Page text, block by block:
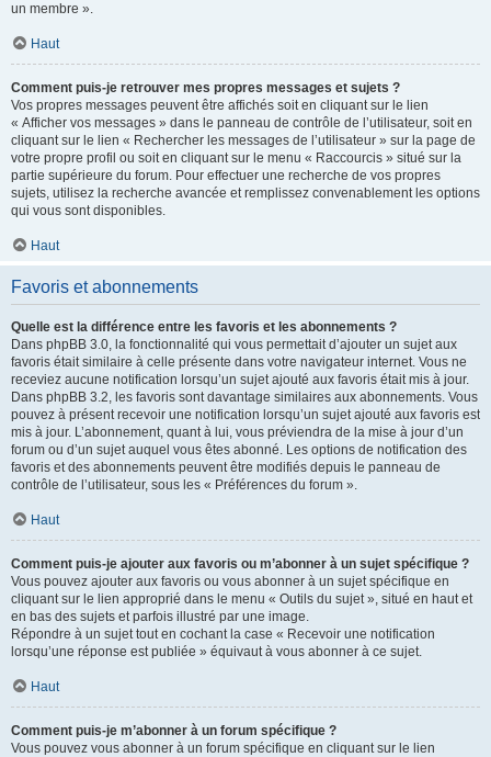
un membre ».
Haut
Comment puis-je retrouver mes propres messages et sujets ?
Vos propres messages peuvent être affichés soit en cliquant sur le lien
« Afficher vos messages » dans le panneau de contrôle de l’utilisateur, soit en
cliquant sur le lien « Rechercher les messages de l’utilisateur » sur la page de
votre propre profil ou soit en cliquant sur le menu « Raccourcis » situé sur la
partie supérieure du forum. Pour effectuer une recherche de vos propres
sujets, utilisez la recherche avancée et remplissez convenablement les options
qui vous sont disponibles.
Haut
Favoris et abonnements
Quelle est la différence entre les favoris et les abonnements ?
Dans phpBB 3.0, la fonctionnalité qui vous permettait d’ajouter un sujet aux
favoris était similaire à celle présente dans votre navigateur internet. Vous ne
receviez aucune notification lorsqu’un sujet ajouté aux favoris était mis à jour.
Dans phpBB 3.2, les favoris sont davantage similaires aux abonnements. Vous
pouvez à présent recevoir une notification lorsqu’un sujet ajouté aux favoris est
mis à jour. L’abonnement, quant à lui, vous préviendra de la mise à jour d’un
forum ou d’un sujet auquel vous êtes abonné. Les options de notification des
favoris et des abonnements peuvent être modifiés depuis le panneau de
contrôle de l’utilisateur, sous les « Préférences du forum ».
Haut
Comment puis-je ajouter aux favoris ou m’abonner à un sujet spécifique ?
Vous pouvez ajouter aux favoris ou vous abonner à un sujet spécifique en
cliquant sur le lien approprié dans le menu « Outils du sujet », situé en haut et
en bas des sujets et parfois illustré par une image.
Répondre à un sujet tout en cochant la case « Recevoir une notification
lorsqu’une réponse est publiée » équivaut à vous abonner à ce sujet.
Haut
Comment puis-je m’abonner à un forum spécifique ?
Vous pouvez vous abonner à un forum spécifique en cliquant sur le lien